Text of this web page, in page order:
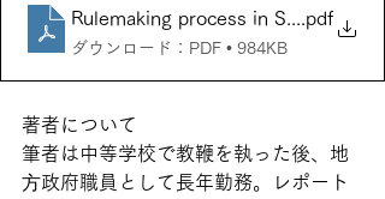
Rulemaking process in South Sudan
.pdf
ダウンロード：PDF • 984KB
著者について
筆者は中等学校で教鞭を執った後、地
⽅政府職員として長年勤務。レポート